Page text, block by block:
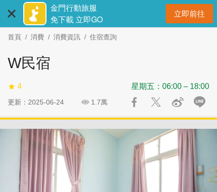
主
金門行動旅服
免下載 立即GO
立即前往開
首頁 消費 消費資訊 住宿查詢
W民宿
4 星期五：06:00 – 18:00
更新：2025-06-24 1.7萬
社